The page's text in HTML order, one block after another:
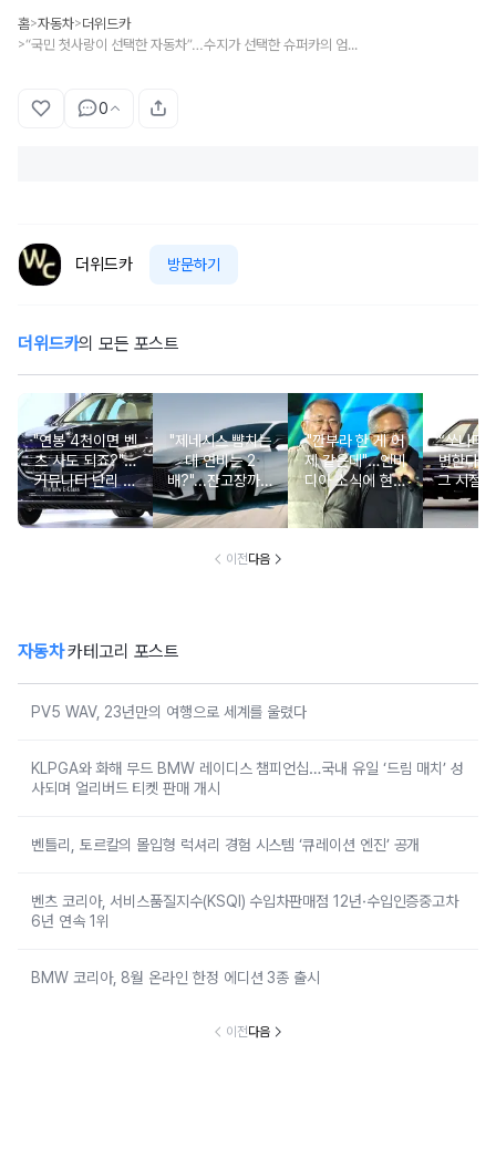
홈>자동차>더위드카
> “국민 첫사랑이 선택한 자동차”…수지가 선택한 슈퍼카의 엄청난 가격
0
더위드카 방문하기
더위드카의 모든 포스트
"연봉 4천이면 벤
츠 사도 되죠?"…
커뮤니티 난리 난
'현실적 수입차' 보
니
"제네시스 뺨치는
데 연비는 2
배?"...잔고장까지
없는 신차에 '이럴
수가'
"깐부라 한 게 어
제 같은데"…엔비
디아 소식에 현대
차 '초위기 상황'
“쏘나타
변한다
그 시절
고 소식
오너들
이전다음
자동차카테고리 포스트
PV5 WAV, 23년만의 여행으로 세계를 울렸다
KLPGA와 화해 무드 BMW 레이디스 챔피언십…국내 유일 ‘드림 매치’ 성
사되며 얼리버드 티켓 판매 개시
벤틀리, 토르칼의 몰입형 럭셔리 경험 시스템 ‘큐레이션 엔진’ 공개
벤츠 코리아, 서비스품질지수(KSQI) 수입차판매점 12년·수입인증중고차
6년 연속 1위
BMW 코리아, 8월 온라인 한정 에디션 3종 출시
이전다음